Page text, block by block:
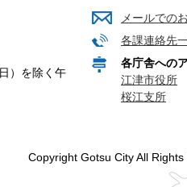
）を除く午
メールでの
各課連絡先
各庁舎への
江津市役所
桜江支所
Copyright Gotsu City All Rights